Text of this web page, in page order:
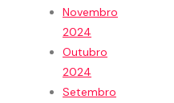
Novembro
2024
Outubro
2024
Setembro